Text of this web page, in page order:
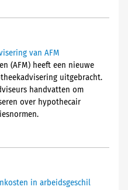
van AFM
(AFM) heeft een nieuwe
uitgebracht.
handvatten om
over hypothecair
in arbeidsgeschil